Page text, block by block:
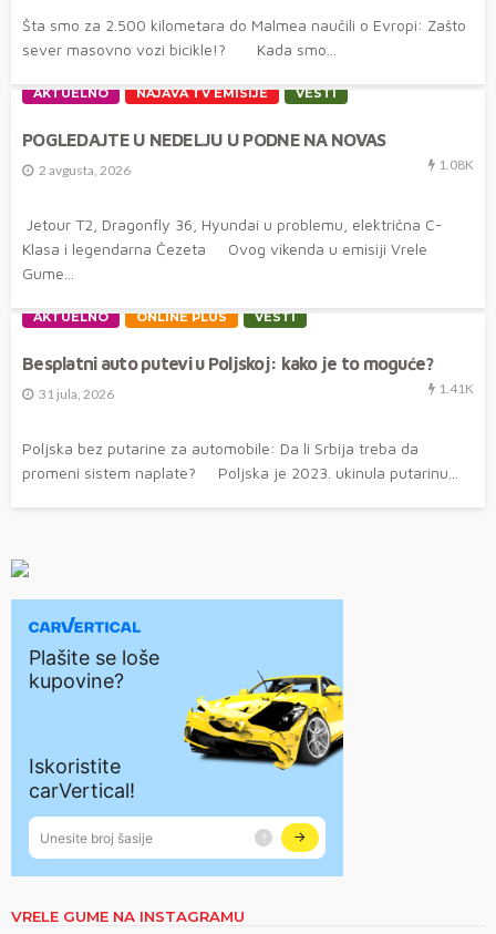
Šta smo za 2.500 kilometara do Malmea naučili o Evropi: Zašto
sever masovno vozi bicikle!? Kada smo...
AKTUELNO NAJAVA TV EMISIJE VESTI
POGLEDAJTE U NEDELJU U PODNE NA NOVAS
2 avgusta, 2026 1.08K
Jetour T2, Dragonfly 36, Hyundai u problemu, električna C-
Klasa i legendarna Čezeta Ovog vikenda u emisiji Vrele
Gume...
AKTUELNO ONLINE PLUS VESTI
Besplatni auto putevi u Poljskoj: kako je to moguće?
31 jula, 2026 1.41K
Poljska bez putarine za automobile: Da li Srbija treba da
promeni sistem naplate? Poljska je 2023. ukinula putarinu...
VRELE GUME NA INSTAGRAMU